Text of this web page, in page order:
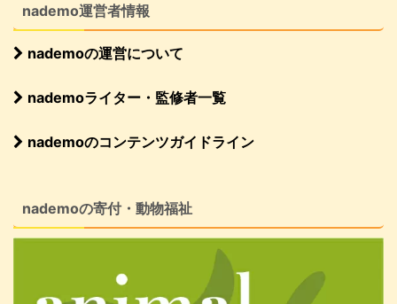
nademo運営者情報
nademoの運営について
nademoライター・監修者一覧
nademoのコンテンツガイドライン
nademoの寄付・動物福祉